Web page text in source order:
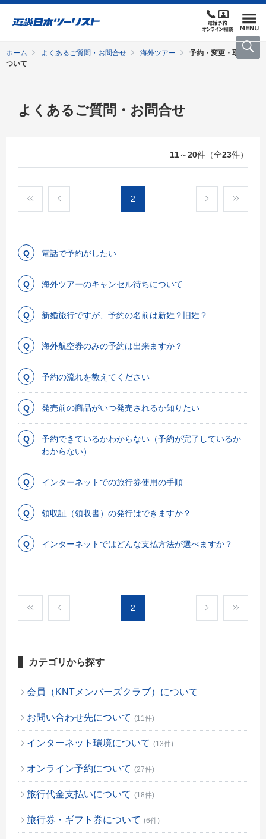
ホーム よくあるご質問・お問合せ 海外ツアー
予約・変更・取消に
ついて
よくあるご質問・お問合せ
11～20件（全23件）
2
電話で予約がしたい
海外ツアーのキャンセル待ちについて
新婚旅行ですが、予約の名前は新姓？旧姓？
海外航空券のみの予約は出来ますか？
予約の流れを教えてください
発売前の商品がいつ発売されるか知りたい
予約できているかわからない（予約が完了しているか
わからない）
インターネットでの旅行券使用の手順
領収証（領収書）の発行はできますか？
インターネットではどんな支払方法が選べますか？
2
カテゴリから探す
会員（KNTメンバーズクラブ）について
お問い合わせ先について (11件)
インターネット環境について (13件)
オンライン予約について (27件)
旅行代金支払いについて (18件)
旅行券・ギフト券について (6件)